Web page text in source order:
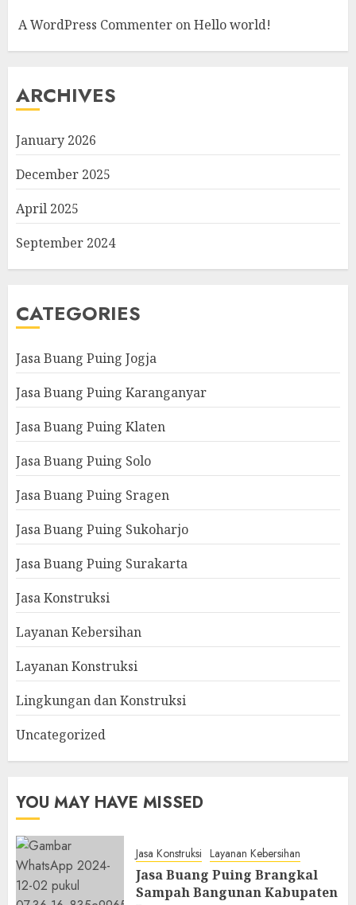
A WordPress Commenter onHello world!
ARCHIVES
January 2026
December 2025
April 2025
September 2024
CATEGORIES
Jasa Buang Puing Jogja
Jasa Buang Puing Karanganyar
Jasa Buang Puing Klaten
Jasa Buang Puing Solo
Jasa Buang Puing Sragen
Jasa Buang Puing Sukoharjo
Jasa Buang Puing Surakarta
Jasa Konstruksi
Layanan Kebersihan
Layanan Konstruksi
Lingkungan dan Konstruksi
Uncategorized
YOU MAY HAVE MISSED
Jasa Konstruksi Layanan Kebersihan
Jasa Buang Puing Brangkal
Sampah Bangunan Kabupaten